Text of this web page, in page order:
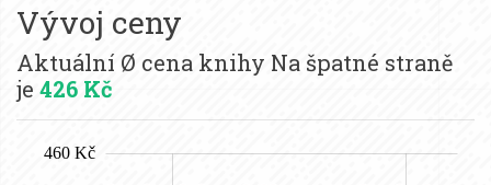
Vývoj ceny
Aktuální Ø cena knihy Na špatné straně
je 426 Kč